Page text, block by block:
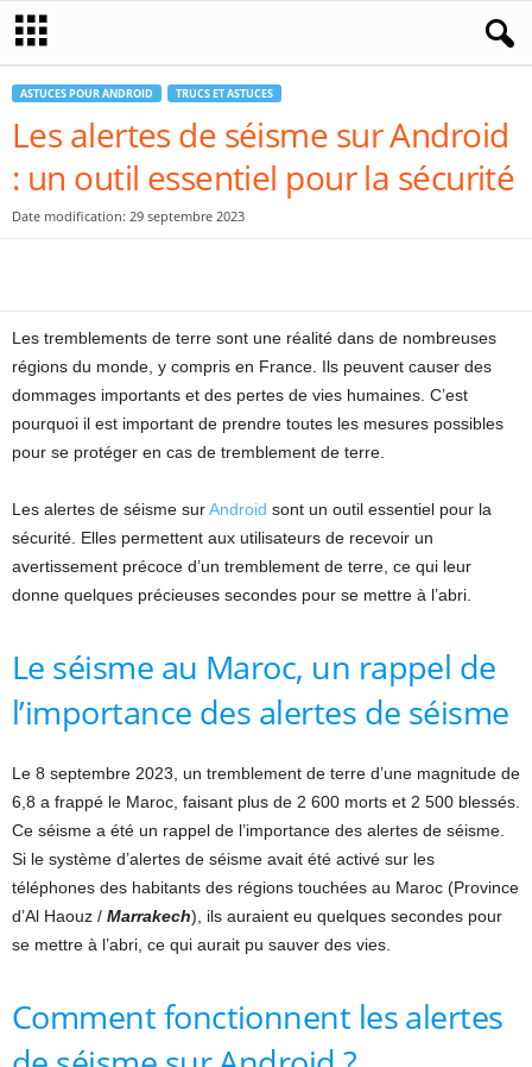
ASTUCES POUR ANDROID TRUCS ET ASTUCES
Les alertes de séisme sur Android
: un outil essentiel pour la sécurité
Date modification: 29 septembre 2023
Les tremblements de terre sont une réalité dans de nombreuses
régions du monde, y compris en France. Ils peuvent causer des
dommages importants et des pertes de vies humaines. C’est
pourquoi il est important de prendre toutes les mesures possibles
pour se protéger en cas de tremblement de terre.
Les alertes de séisme surAndroid sont un outil essentiel pour la
sécurité. Elles permettent aux utilisateurs de recevoir un
avertissement précoce d’un tremblement de terre, ce qui leur
donne quelques précieuses secondes pour se mettre à l’abri.
Le séisme au Maroc, un rappel de
l’importance des alertes de séisme
Le 8 septembre 2023, un tremblement de terre d’une magnitude de
6,8 a frappé le Maroc, faisant plus de 2 600 morts et 2 500 blessés.
Ce séisme a été un rappel de l’importance des alertes de séisme.
Si le système d’alertes de séisme avait été activé sur les
téléphones des habitants des régions touchées au Maroc (Province
d’Al Haouz / Marrakech), ils auraient eu quelques secondes pour
se mettre à l’abri, ce qui aurait pu sauver des vies.
Comment fonctionnent les alertes